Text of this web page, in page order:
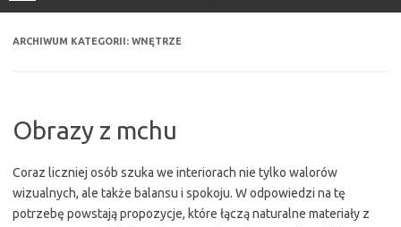
ARCHIWUM KATEGORII: WNĘTRZE
Obrazy z mchu
Coraz liczniej osób szuka we interiorach nie tylko walorów
wizualnych, ale także balansu i spokoju. W odpowiedzi na tę
potrzebę powstają propozycje, które łączą naturalne materiały z